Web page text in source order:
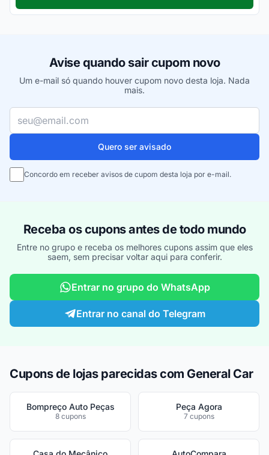
Avise quando sair cupom novo
Um e-mail só quando houver cupom novo desta loja. Nada
mais.
Seu e-mail
Quero ser avisado
Concordo em receber avisos de cupom desta loja por e-mail.
Receba os cupons antes de todo mundo
Entre no grupo e receba os melhores cupons assim que eles
saem, sem precisar voltar aqui para conferir.
Entrar no grupo do WhatsApp
Entrar no canal do Telegram
Cupons de lojas parecidas com General Car
Bompreço Auto Peças
8 cupons
Peça Agora
7 cupons